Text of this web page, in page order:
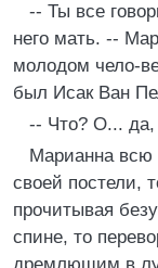
-- Ты все
него мать. --
молодом чело-
был Исак Ван
-- Что? О... да,
Марианна всю
своей постели,
прочитывая
спине, то